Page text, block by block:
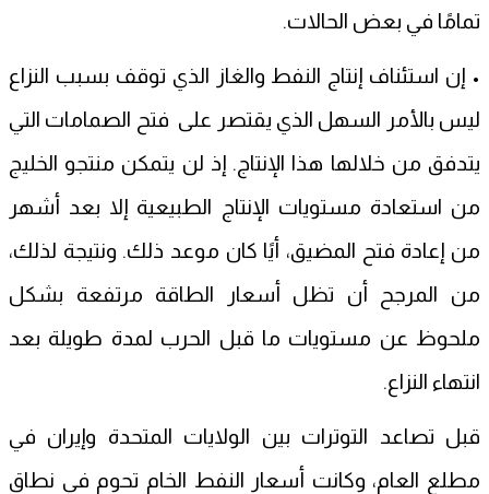
تمامًا في بعض الحالات.
• إن استئناف إنتاج النفط والغاز الذي توقف بسبب النزاع
ليس بالأمر السهل الذي يقتصر على فتح الصمامات التي
يتدفق من خلالها هذا الإنتاج. إذ لن يتمكن منتجو الخليج
من استعادة مستويات الإنتاج الطبيعية إلا بعد أشهر
من إعادة فتح المضيق، أيًا كان موعد ذلك. ونتيجة لذلك،
من المرجح أن تظل أسعار الطاقة مرتفعة بشكل
ملحوظ عن مستويات ما قبل الحرب لمدة طويلة بعد
انتهاء النزاع.
قبل تصاعد التوترات بين الولايات المتحدة وإيران في
مطلع العام، وكانت أسعار النفط الخام تحوم في نطاق